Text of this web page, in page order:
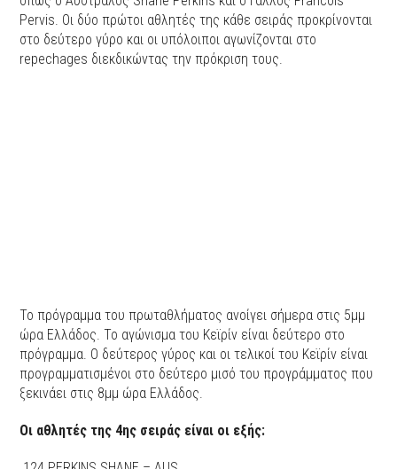
Pervis. Οι δύο πρώτοι αθλητές της κάθε σειράς προκρίνονται
στο δεύτερο γύρο και οι υπόλοιποι αγωνίζονται στο
repechages διεκδικώντας την πρόκριση τους.
Το πρόγραμμα του πρωταθλήματος ανοίγει σήμερα στις 5μμ
ώρα Ελλάδος. Το αγώνισμα του Kεϊρίν είναι δεύτερο στο
πρόγραμμα. Ο δεύτερος γύρος και οι τελικοί του Kεϊρίν είναι
προγραμματισμένοι στο δεύτερο μισό του προγράμματος που
ξεκινάει στις 8μμ ώρα Ελλάδος.
Οι αθλητές της 4ης σειράς είναι οι εξής: